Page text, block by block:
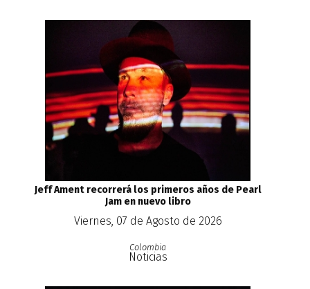
Jeff Ament recorrerá los primeros años de Pearl
Jam en nuevo libro
Viernes, 07 de Agosto de 2026
Colombia
Noticias